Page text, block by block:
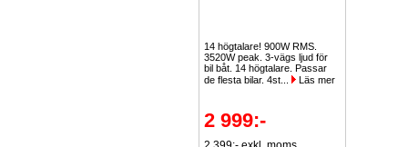
14 högtalare! 900W RMS.
3520W peak. 3-vägs ljud för
bil båt. 14 högtalare. Passar
de flesta bilar. 4st...
Läs mer
2 999:-